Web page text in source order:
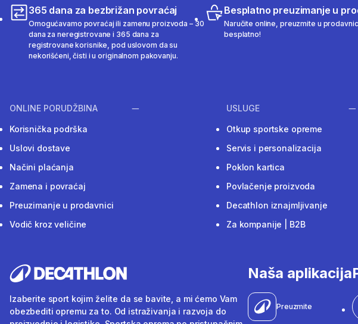
365 dana za bezbrižan povraćaj
Omogućavamo povraćaj ili zamenu proizvoda – 30
dana za neregistrovane i 365 dana za
registrovane korisnike, pod uslovom da su
nekorišćeni, čisti i u originalnom pakovanju.
Besplatno preuzimanje u
Naručite online, preuzmite u
besplatno!
ONLINE PORUDŽBINA
Korisnička podrška
Uslovi dostave
Načini plaćanja
Zamena i povraćaj
Preuzimanje u prodavnici
Vodič kroz veličine
USLUGE
Otkup sportske opreme
Servis i personalizacija
Poklon kartica
Povlačenje proizvoda
Decathlon iznajmljivanje
Za kompanije | B2B
Izaberite sport kojim želite da se bavite, a mi ćemo Vam
obezbediti opremu za to. Od istraživanja i razvoja do
Naša aplikacija
Preuzmite